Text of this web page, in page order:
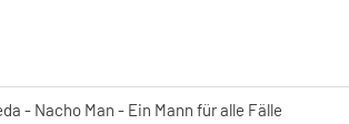
- Nacho Man - Ein Mann für alle Fälle